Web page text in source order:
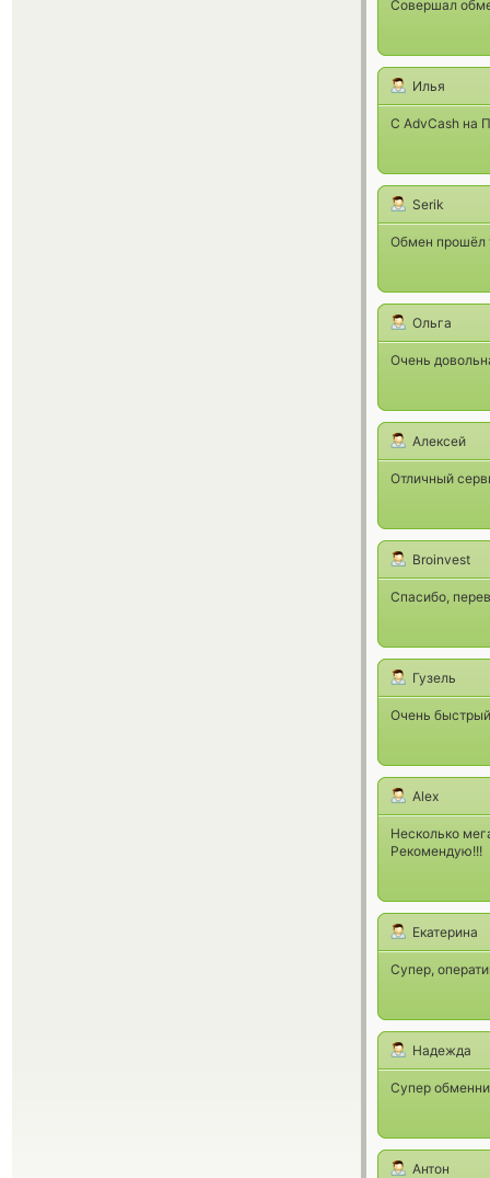
Совершал
Илья
C AdvCash на
Serik
Обмен прошёл
Ольга
Очень
Алексей
Отличный
Broinvest
Спасибо,
Гузель
Очень
Alex
Несколько
Рекомендую!!!
Екатерина
Супер,
Надежда
Супер
Антон